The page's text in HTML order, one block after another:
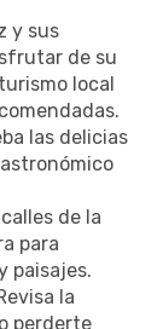
y sus
de su
local
las delicias
de la
para
paisajes.
la
perderte